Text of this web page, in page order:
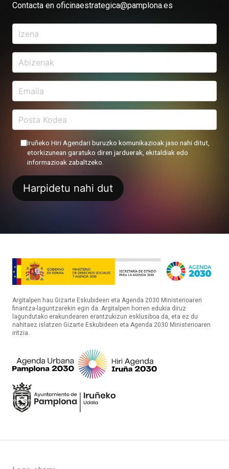
Contacta en oficinaestrategica@pamplona.es
Iruñeko Hiri Agendari buruzko komunikazioak jaso nahi ditut,
etorkizunean garatuko diren jarduerak, ekitaldiak edo
informazioak zabaltzeko.
Argitalpen hau Gizarte Eskubideen eta Agenda 2030 Ministerioaren
finantza-laguntzarekin egin da. Argitalpen horren edukia diruz
lagundutako erakundearen erantzukizun esklusiboa da, eta ez du
nahitaez islatzen Gizarte Eskubideen eta Agenda 2030 Ministerioaren
iritzia.